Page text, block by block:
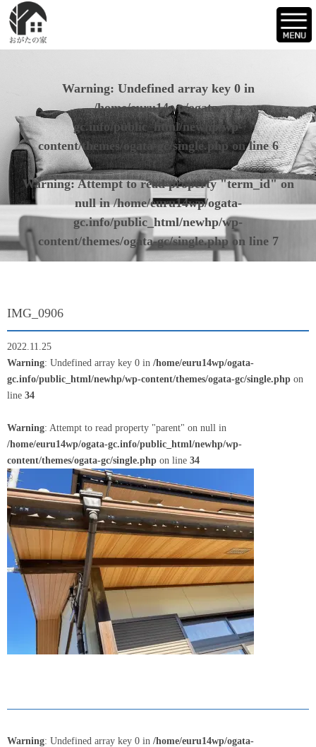
Warning: Undefined array key 0 in
/home/euru14wp/ogata-
gc.info/public_html/newhp/wp-
content/themes/ogata-gc/single.phpon line6
Warning: Attempt to read property "term_id" on
null in/home/euru14wp/ogata-
gc.info/public_html/newhp/wp-
content/themes/ogata-gc/single.php on line 7
IMG_0906
2022.11.25
Warning: Undefined array key 0 in /home/euru14wp/ogata-
gc.info/public_html/newhp/wp-content/themes/ogata-gc/single.php on
line 34
Warning: Attempt to read property "parent" on null in
/home/euru14wp/ogata-gc.info/public_html/newhp/wp-
content/themes/ogata-gc/single.php on line 34
Warning: Undefined array key 0 in /home/euru14wp/ogata-